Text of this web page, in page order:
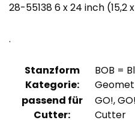
28-55138 6 x 24 inch (15,2
.
Stanzform
Kategorie:
BOB =
passend für
Cutter:
GO!,
Cutter